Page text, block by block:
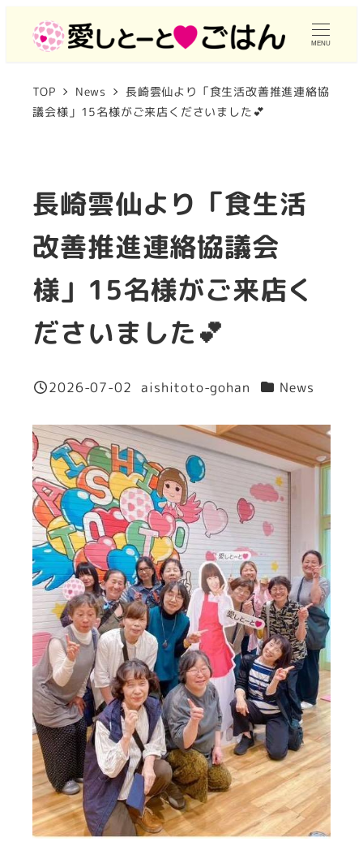
MENU
TOP News
長崎雲仙より「食生活改善推進連絡協
議会様」15名様がご来店くださいました💕
長崎雲仙より「食生活
改善推進連絡協議会
様」15名様がご来店く
ださいました💕
投稿日
2026-07-02
著
aishitoto-gohan カテゴリー
News